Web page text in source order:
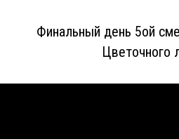
Финальный день 5ой
Цветочного